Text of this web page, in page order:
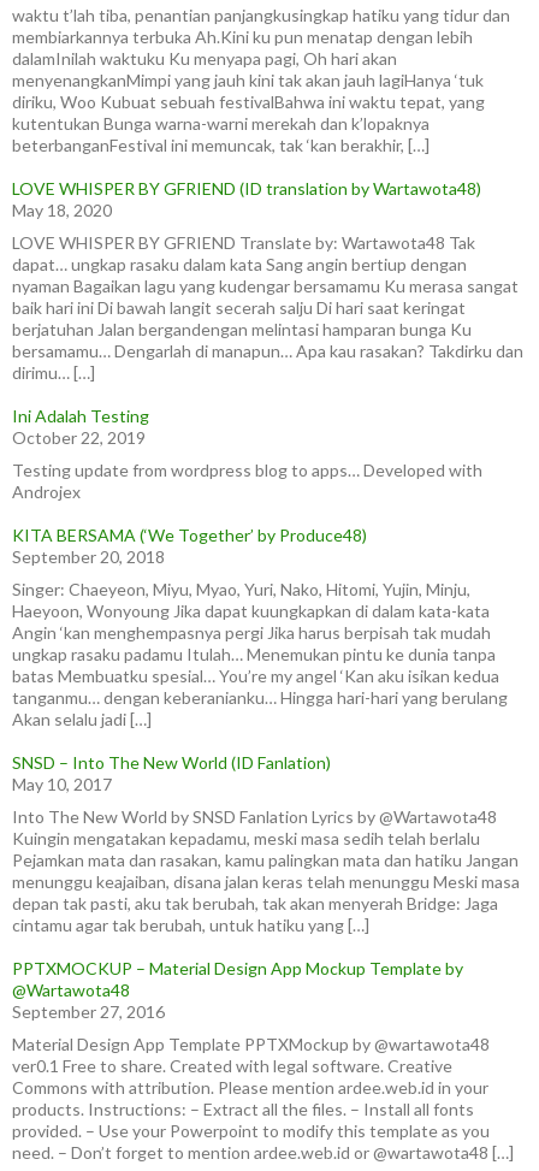
waktu t’lah tiba, penantian panjangkusingkap hatiku yang tidur dan
membiarkannya terbuka Ah.Kini ku pun menatap dengan lebih
dalamInilah waktuku Ku menyapa pagi, Oh hari akan
menyenangkanMimpi yang jauh kini tak akan jauh lagiHanya ‘tuk
diriku, Woo Kubuat sebuah festivalBahwa ini waktu tepat, yang
kutentukan Bunga warna-warni merekah dan k’lopaknya
beterbanganFestival ini memuncak, tak ‘kan berakhir, […]
LOVE WHISPER BY GFRIEND (ID translation by Wartawota48)
May 18, 2020
LOVE WHISPER BY GFRIEND Translate by: Wartawota48 Tak
dapat… ungkap rasaku dalam kata Sang angin bertiup dengan
nyaman Bagaikan lagu yang kudengar bersamamu Ku merasa sangat
baik hari ini Di bawah langit secerah salju Di hari saat keringat
berjatuhan Jalan bergandengan melintasi hamparan bunga Ku
bersamamu… Dengarlah di manapun… Apa kau rasakan? Takdirku dan
dirimu… […]
Ini Adalah Testing
October 22, 2019
Testing update from wordpress blog to apps… Developed with
Androjex
KITA BERSAMA (‘We Together’ by Produce48)
September 20, 2018
Singer: Chaeyeon, Miyu, Myao, Yuri, Nako, Hitomi, Yujin, Minju,
Haeyoon, Wonyoung Jika dapat kuungkapkan di dalam kata-kata
Angin ‘kan menghempasnya pergi Jika harus berpisah tak mudah
ungkap rasaku padamu Itulah… Menemukan pintu ke dunia tanpa
batas Membuatku spesial… You’re my angel ‘Kan aku isikan kedua
tanganmu… dengan keberanianku… Hingga hari-hari yang berulang
Akan selalu jadi […]
SNSD – Into The New World (ID Fanlation)
May 10, 2017
Into The New World by SNSD Fanlation Lyrics by @Wartawota48
Kuingin mengatakan kepadamu, meski masa sedih telah berlalu
Pejamkan mata dan rasakan, kamu palingkan mata dan hatiku Jangan
menunggu keajaiban, disana jalan keras telah menunggu Meski masa
depan tak pasti, aku tak berubah, tak akan menyerah Bridge: Jaga
cintamu agar tak berubah, untuk hatiku yang […]
PPTXMOCKUP – Material Design App Mockup Template by
@Wartawota48
September 27, 2016
Material Design App Template PPTXMockup by @wartawota48
ver0.1 Free to share. Created with legal software. Creative
Commons with attribution. Please mention ardee.web.id in your
products. Instructions: – Extract all the files. – Install all fonts
provided. – Use your Powerpoint to modify this template as you
need. – Don’t forget to mention ardee.web.id or @wartawota48 […]